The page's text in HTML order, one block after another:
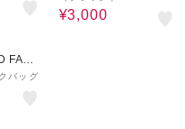
¥3,000
FACT
バッグ